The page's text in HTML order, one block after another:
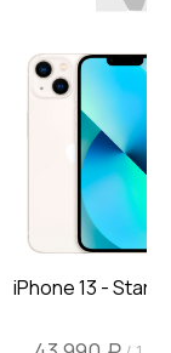
iPhone 13 -